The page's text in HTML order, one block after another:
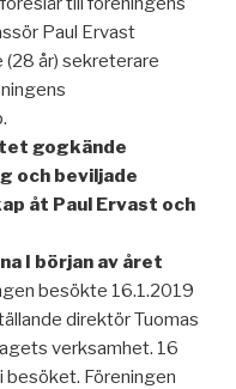
Paul Ervast
(28 år) sekreterare
gogkände
och beviljade
åt Paul Ervast och
I början av året
besökte 16.1.2019
direktörTuomas
verksamhet. 16
Föreningen